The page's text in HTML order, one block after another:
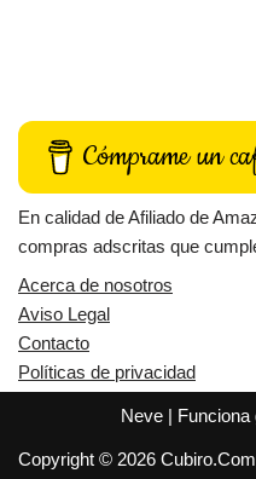
Cómprame un
En calidad de Afiliado de
compras adscritas que
Acerca de nosotros
Aviso Legal
Contacto
Políticas de privacidad
Neve| Funciona
Copyright © 2026 Cubiro.Com